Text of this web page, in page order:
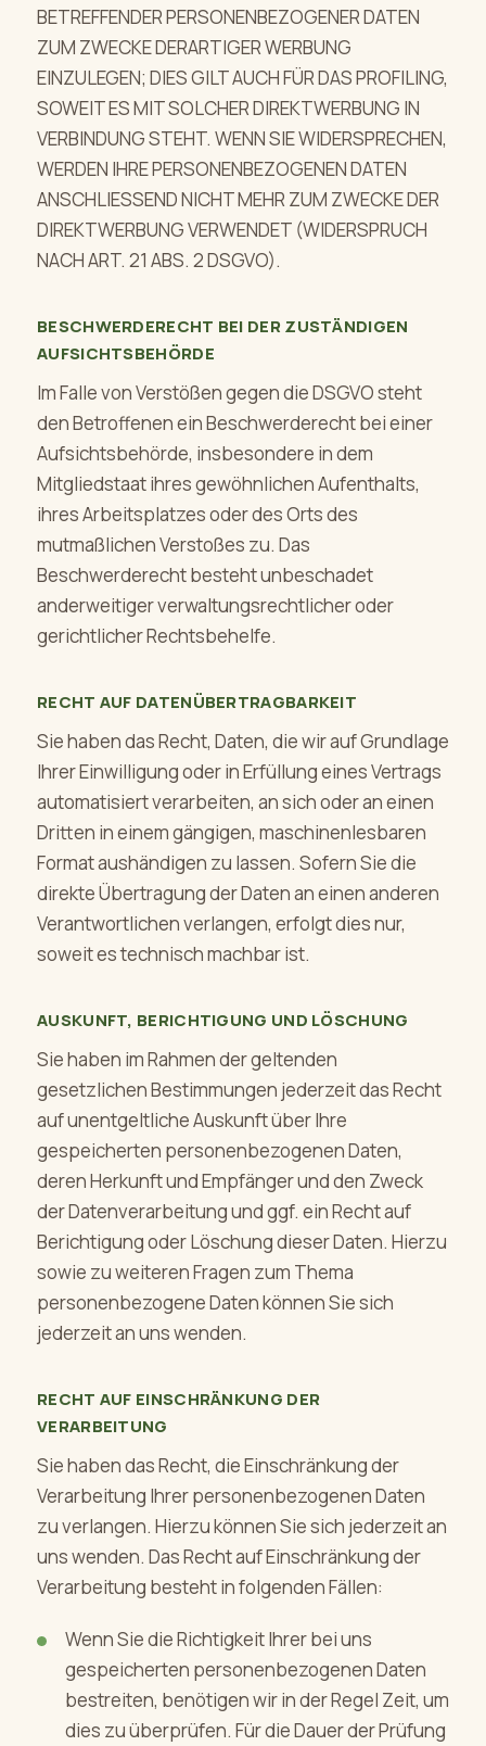
BETREFFENDER PERSONENBEZOGENER DATEN
ZUM ZWECKE DERARTIGER WERBUNG
EINZULEGEN; DIES GILT AUCH FÜR DAS PROFILING,
SOWEIT ES MIT SOLCHER DIREKTWERBUNG IN
VERBINDUNG STEHT. WENN SIE WIDERSPRECHEN,
WERDEN IHRE PERSONENBEZOGENEN DATEN
ANSCHLIESSEND NICHT MEHR ZUM ZWECKE DER
DIREKTWERBUNG VERWENDET (WIDERSPRUCH
NACH ART. 21 ABS. 2 DSGVO).
BESCHWERDERECHT BEI DER ZUSTÄNDIGEN
AUFSICHTSBEHÖRDE
Im Falle von Verstößen gegen die DSGVO steht
den Betroffenen ein Beschwerderecht bei einer
Aufsichtsbehörde, insbesondere in dem
Mitgliedstaat ihres gewöhnlichen Aufenthalts,
ihres Arbeitsplatzes oder des Orts des
mutmaßlichen Verstoßes zu. Das
Beschwerderecht besteht unbeschadet
anderweitiger verwaltungsrechtlicher oder
gerichtlicher Rechtsbehelfe.
RECHT AUF DATENÜBERTRAGBARKEIT
Sie haben das Recht, Daten, die wir auf Grundlage
Ihrer Einwilligung oder in Erfüllung eines Vertrags
automatisiert verarbeiten, an sich oder an einen
Dritten in einem gängigen, maschinenlesbaren
Format aushändigen zu lassen. Sofern Sie die
direkte Übertragung der Daten an einen anderen
Verantwortlichen verlangen, erfolgt dies nur,
soweit es technisch machbar ist.
AUSKUNFT, BERICHTIGUNG UND LÖSCHUNG
Sie haben im Rahmen der geltenden
gesetzlichen Bestimmungen jederzeit das Recht
auf unentgeltliche Auskunft über Ihre
gespeicherten personenbezogenen Daten,
deren Herkunft und Empfänger und den Zweck
der Datenverarbeitung und ggf. ein Recht auf
Berichtigung oder Löschung dieser Daten. Hierzu
sowie zu weiteren Fragen zum Thema
personenbezogene Daten können Sie sich
jederzeit an uns wenden.
RECHT AUF EINSCHRÄNKUNG DER
VERARBEITUNG
Sie haben das Recht, die Einschränkung der
Verarbeitung Ihrer personenbezogenen Daten
zu verlangen. Hierzu können Sie sich jederzeit an
uns wenden. Das Recht auf Einschränkung der
Verarbeitung besteht in folgenden Fällen:
Wenn Sie die Richtigkeit Ihrer bei uns
gespeicherten personenbezogenen Daten
bestreiten, benötigen wir in der Regel Zeit, um
dies zu überprüfen. Für die Dauer der Prüfung